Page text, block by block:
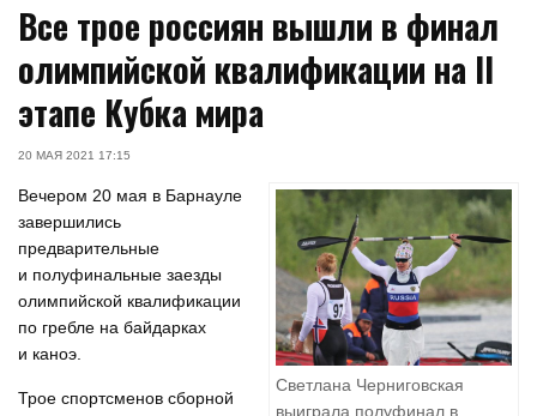
Все трое россиян вышли в финал
олимпийской квалификации на II
этапе Кубка мира
20 МАЯ 2021 17:15
Светлана Черниговская
выиграла полуфинал в
Вечером 20 мая в Барнауле
завершились
предварительные
и полуфинальные заезды
олимпийской квалификации
по гребле на байдарках
и каноэ.
Трое спортсменов сборной